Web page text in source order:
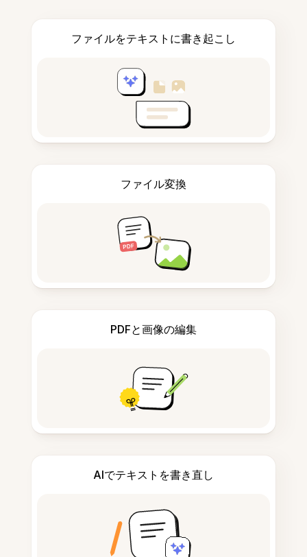
ファイルをテキストに書き起こし
ファイル変換
PDFと画像の編集
AIでテキストを書き直し